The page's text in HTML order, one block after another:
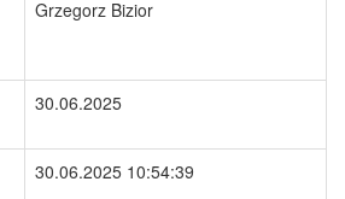
Grzegorz Bizior
30.06.2025
30.06.2025 10:54:39